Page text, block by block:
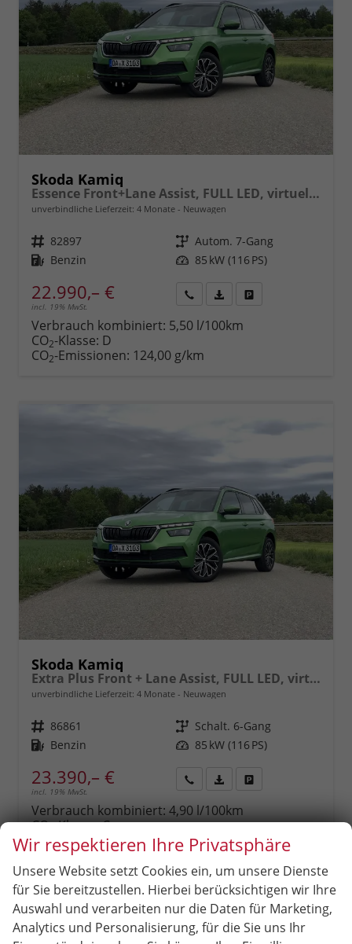
Skoda Kamiq
Essence Front+Lane Assist, FULL LED, virtuelles Cockpit, , Klima, Parksensoren, ISOFIX, el. Fensterheber vorn uvm.
unverbindliche Lieferzeit: 4 Monate Neuwagen
Fahrzeugnr. 82897 Getriebe Autom. 7-Gang
Kraftstoff Benzin Leistung 85 kW (116 PS)
22.990,– €
incl. 19% MwSt.
anfordern
Datei,
Verbrauch kombiniert: 5,50 l/100km
CO2-Klasse: D
CO2-Emissionen: 124,00 g/km
Skoda Kamiq
Extra Plus Front + Lane Assist, FULL LED, virtuelles Cockpit, Climatronic, Parksensoren, Rückfahrkamera, ISOFIX, el. Fensterheber, Tempomat, Sitzhzg. uvm.
unverbindliche Lieferzeit: 4 Monate Neuwagen
Fahrzeugnr. 86861 Getriebe Schalt. 6-Gang
Kraftstoff Benzin Leistung 85 kW (116 PS)
23.390,– €
incl. 19% MwSt.
anfordern
Datei,
Fahrzeugexposé
parken
oder
vergleichen
Verbrauch kombiniert: 4,90 l/100km
CO -Klasse:C
CO2-Emissionen:111,00 g/km
Wir respektieren Ihre Privatsphäre
Unsere Website setzt Cookies ein, um unsere Dienste
für Sie bereitzustellen. Hierbei berücksichtigen wir Ihre
Auswahl und verarbeiten nur die Daten für Marketing,
Analytics und Personalisierung, für die Sie uns Ihr